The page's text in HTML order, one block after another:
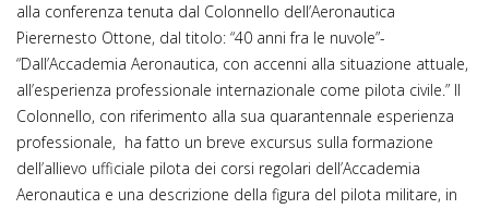
alla conferenza tenuta dal Colonnello dell’Aeronautica
Pierernesto Ottone, dal titolo: “40 anni fra le nuvole”-
“Dall’Accademia Aeronautica, con accenni alla situazione attuale,
all’esperienza professionale internazionale come pilota civile.” Il
Colonnello, con riferimento alla sua quarantennale esperienza
professionale, ha fatto un breve excursus sulla formazione
dell’allievo ufficiale pilota dei corsi regolari dell’Accademia
Aeronautica e una descrizione della figura del pilota militare, in